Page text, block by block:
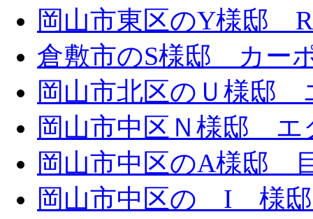
岡山市東区のY様邸
倉敷市のS様邸 カー
岡山市北区のＵ様邸
岡山市中区Ｎ様邸 エ
岡山市中区のA様邸
岡山市中区の I 様